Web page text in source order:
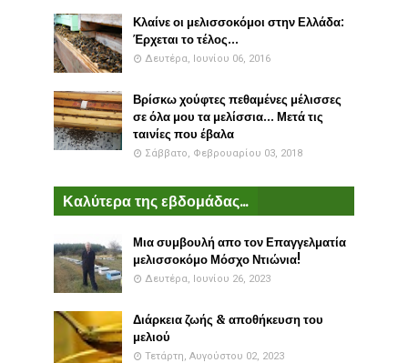
Κλαίνε οι μελισσοκόμοι στην Ελλάδα:
Έρχεται το τέλος...
Δευτέρα, Ιουνίου 06, 2016
Βρίσκω χούφτες πεθαμένες μέλισσες
σε όλα μου τα μελίσσια... Μετά τις
ταινίες που έβαλα
Σάββατο, Φεβρουαρίου 03, 2018
Καλύτερα της εβδομάδας...
Μια συμβουλή απο τον Επαγγελματία
μελισσοκόμο Μόσχο Ντιώνια!
Δευτέρα, Ιουνίου 26, 2023
Διάρκεια ζωής & αποθήκευση του
μελιού
Τετάρτη, Αυγούστου 02, 2023